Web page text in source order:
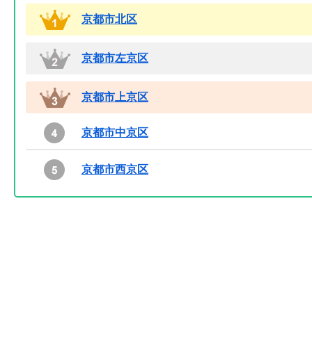
京都市北区
京都市左京区
京都市上京区
京都市中京区
京都市西京区